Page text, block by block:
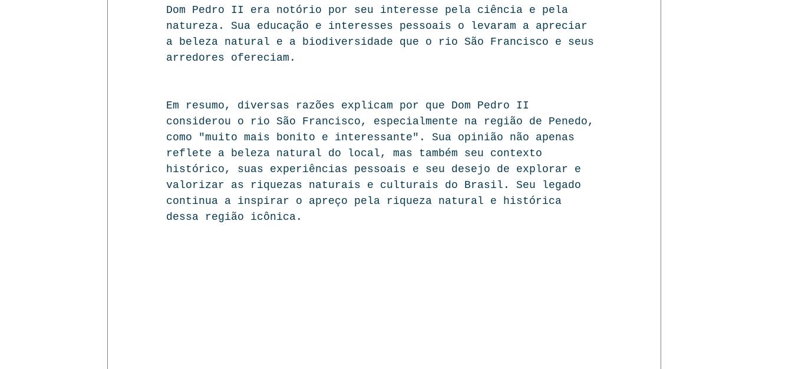
Dom Pedro II era notório por seu interesse pela ciência e pela
natureza. Sua educação e interesses pessoais o levaram a apreciar
a beleza natural e a biodiversidade que o rio São Francisco e seus
arredores ofereciam.
Em resumo, diversas razões explicam por que Dom Pedro II
considerou o rio São Francisco, especialmente na região de Penedo,
como "muito mais bonito e interessante". Sua opinião não apenas
reflete a beleza natural do local, mas também seu contexto
histórico, suas experiências pessoais e seu desejo de explorar e
valorizar as riquezas naturais e culturais do Brasil. Seu legado
continua a inspirar o apreço pela riqueza natural e histórica
dessa região icônica.